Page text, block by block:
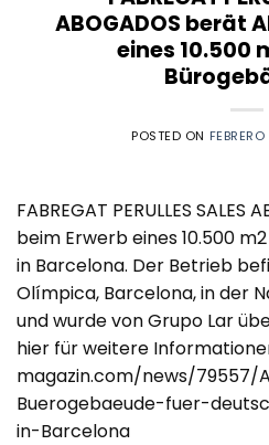
ABOGADOS berät
eines 10.500
POSTED ON
FABREGAT PERULLES
beim Erwerb eines 10.500
in Barcelona. Der Betrieb
Olímpica, Barcelona, in der
und wurde von Grupo Lar
hier für weitere
magazin.com/news/79557/
Buerogebaeude-fuer-
in-Barcelona